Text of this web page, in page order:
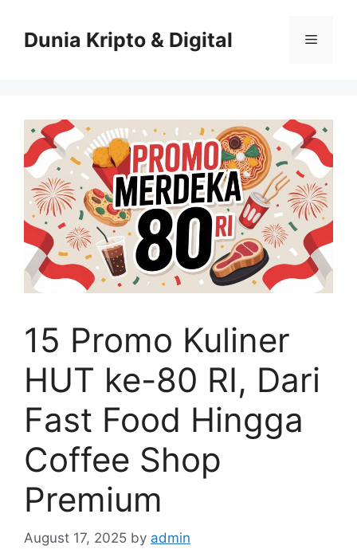
contentDunia Kripto & Digital Menu
15 Promo Kuliner
HUT ke-80 RI, Dari
Fast Food Hingga
Coffee Shop
Premium
August 17, 2025 by admin